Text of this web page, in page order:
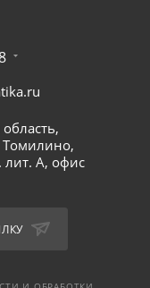
лит. А, офис